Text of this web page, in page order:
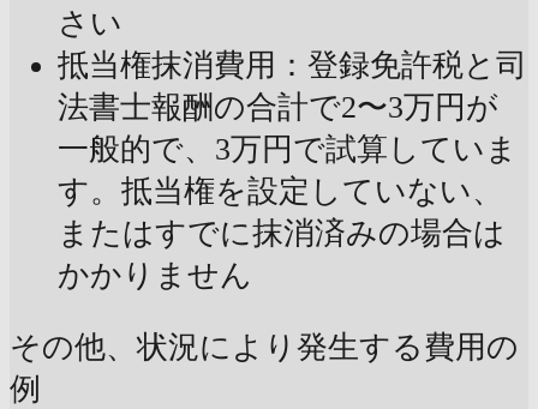
さい
抵当権抹消費用：登録免許税と司
法書士報酬の合計で2〜3万円が
一般的で、3万円で試算していま
す。抵当権を設定していない、
またはすでに抹消済みの場合は
かかりません
その他、状況により発生する費用の
例